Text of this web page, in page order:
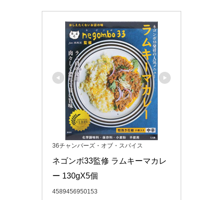
36チャンバーズ・オブ・スパイス
ネゴンボ33監修 ラムキーマカレ
ー 130gX5個
4589456950153